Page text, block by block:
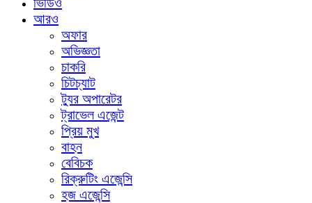
আরও
অফার
অভিজ্ঞতা
চাকরি
চিটচ্যাট
ট্যুর অপারেটর
ট্রাভেল এজেন্ট
প্রিয় মুখ
বাহন
বেবিচক
রিক্রুটিং এজেন্সি
হজ এজেন্সি